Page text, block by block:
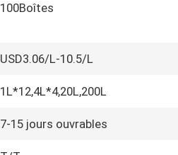
100Boîtes
USD3.06/L-10.5/L
1L*12,4L*4,20L,200L
7-15 jours ouvrables